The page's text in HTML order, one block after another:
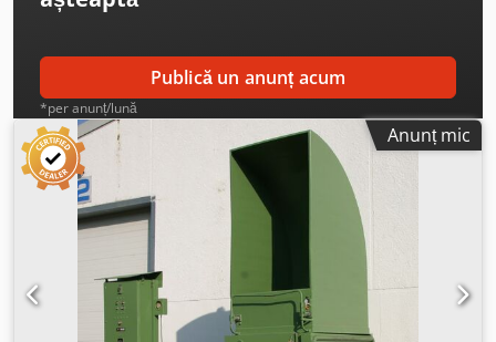
Publică un anunț acum
*per anunț/lună
Anunț mic